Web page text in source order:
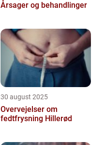
Årsager og behandlinger
30 august 2025
Overvejelser om
fedtfrysning Hillerød